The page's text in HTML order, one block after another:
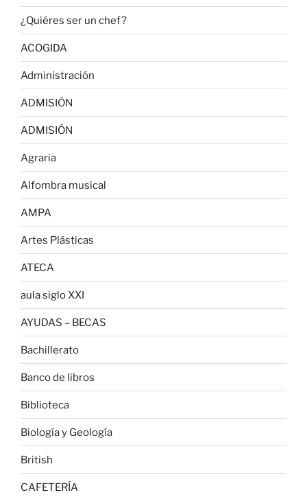
¿Quiéres ser un chef?
ACOGIDA
Administración
ADMISIÓN
ADMISIÓN
Agraria
Alfombra musical
AMPA
Artes Plásticas
ATECA
aula siglo XXI
AYUDAS – BECAS
Bachillerato
Banco de libros
Biblioteca
Biología y Geología
British
CAFETERÍA